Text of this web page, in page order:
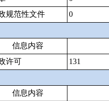
规范性文件
0
信息内容
许可
131
信息内容